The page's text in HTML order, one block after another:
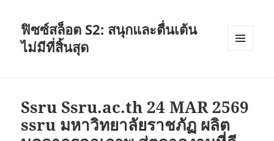
ฟิซซ์สล็อต S2: สนุกและตื่นเต้น
ไม่มีที่สิ้นสุด
Ssru Ssru.ac.th 24 MAR 2569
ssru มหาวิทยาลัยราชภัฏ ผลิต